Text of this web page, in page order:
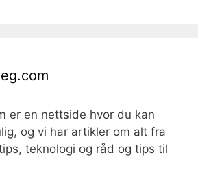
er en nettside hvor du kan
og vi har artikler om alt fra
teknologi og råd og tips til